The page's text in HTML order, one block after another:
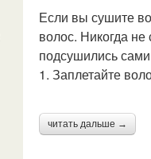
Если вы сушите
волос. Никогда
подсушились
1. Заплетайте
читать дальше →